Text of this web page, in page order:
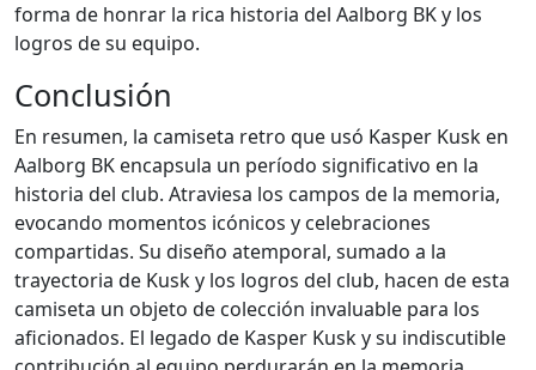
forma de honrar la rica historia del Aalborg BK y los
logros de su equipo.
Conclusión
En resumen, la camiseta retro que usó Kasper Kusk en
Aalborg BK encapsula un período significativo en la
historia del club. Atraviesa los campos de la memoria,
evocando momentos icónicos y celebraciones
compartidas. Su diseño atemporal, sumado a la
trayectoria de Kusk y los logros del club, hacen de esta
camiseta un objeto de colección invaluable para los
aficionados. El legado de Kasper Kusk y su indiscutible